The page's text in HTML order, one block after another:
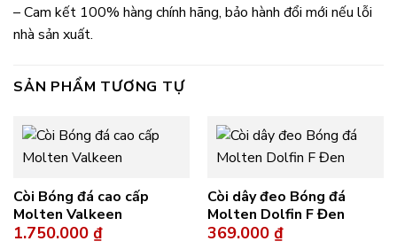
– Cam kết 100% hàng chính hãng, bảo hành đổi mới nếu lỗi
nhà sản xuất.
SẢN PHẨM TƯƠNG TỰ
Còi Bóng đá cao cấp
Molten Valkeen
1.750.000 ₫
Còi dây đeo Bóng đá
Molten Dolfin F Đen
369.000 ₫